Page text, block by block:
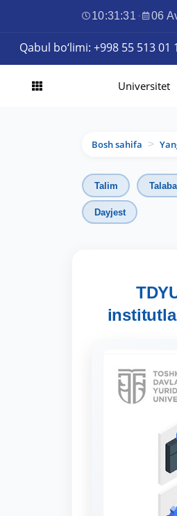
10:31:32 · 06
Qabul bo‘limi: +998 55 513 01
Universitet
Bosh sahifa >
Talim
Dayjest